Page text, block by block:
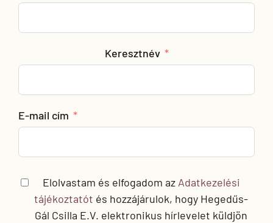
szereti a korlátokat, akkor neki való.
7. Ki vagy mi
életed?
A szüleimtől kaptam óriási inspirációt a munkára,
vállalkozók, apukám mezőgazdasági vállalkozást
hozott létre, nagyon szép eredményekkel, Ő volt
Keresztnév
E-mail cím
Elolvastam és elfogadom az Adatkezelési
tájékoztatót és hozzájárulok, hogy Hegedűs-
Gál Csilla E.V. elektronikus hírlevelet küldjön